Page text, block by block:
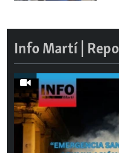
Info Martí |